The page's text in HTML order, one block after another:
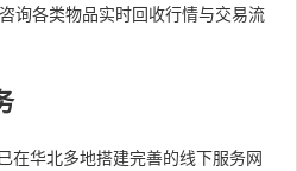
询各类物品实时回收行情与交易流
华北多地搭建完善的线下服务网